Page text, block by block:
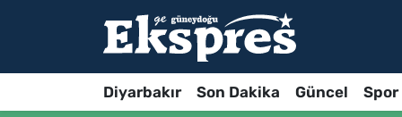
Diyarbakır Son Dakika Güncel Spor